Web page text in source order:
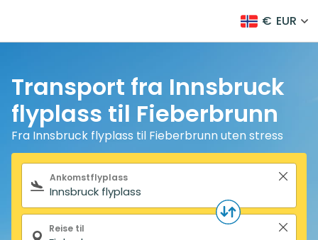
€ EUR
Transport fra Innsbruck
flyplass til Fieberbrunn
Fra Innsbruck flyplass til Fieberbrunn uten stress
Søkeskjema
Ankomstflyplass
Reise til